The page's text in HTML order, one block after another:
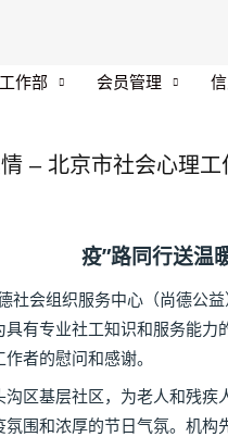
作部 会员管理
– 北京市社会心理
疫”路同行送温
会组织服务中心（尚德公益
有专业社工知识和服务能
者的慰问和感谢。
基层社区，为老人和残疾
围和浓厚的节日气氛。机